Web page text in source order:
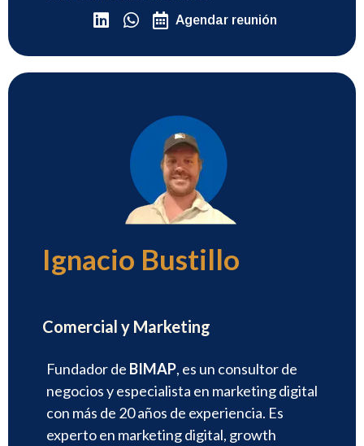
Agendar reunión
Ignacio Bustillo
Comercial y Marketing
Fundador de BIMAP, es un consultor de
negocios y especialista en marketing digital
con más de 20 años de experiencia. Es
experto en marketing digital, growth